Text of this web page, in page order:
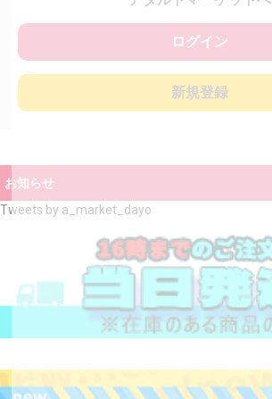
ログイン
新規登録
お知らせ
Tweets by a_market_dayo